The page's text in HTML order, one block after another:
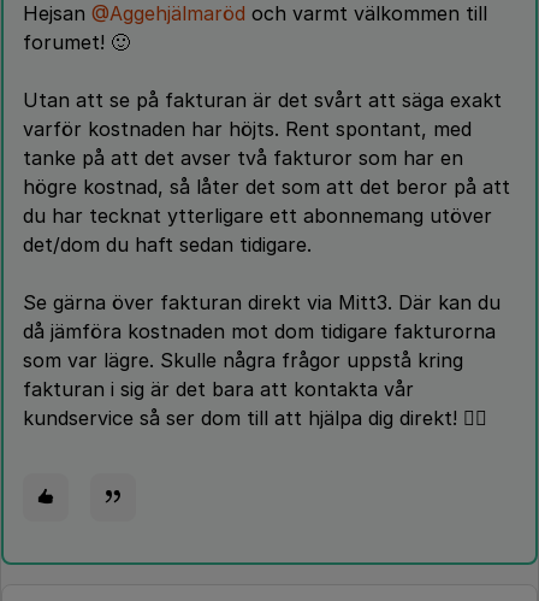
Hejsan @Aggehjälmaröd och varmt välkommen till
forumet! 🙂
Utan att se på fakturan är det svårt att säga exakt
varför kostnaden har höjts. Rent spontant, med
tanke på att det avser två fakturor som har en
högre kostnad, så låter det som att det beror på att
du har tecknat ytterligare ett abonnemang utöver
det/dom du haft sedan tidigare.
Se gärna över fakturan direkt via Mitt3. Där kan du
då jämföra kostnaden mot dom tidigare fakturorna
som var lägre. Skulle några frågor uppstå kring
fakturan i sig är det bara att kontakta vår
kundservice så ser dom till att hjälpa dig direkt! 👌🏻